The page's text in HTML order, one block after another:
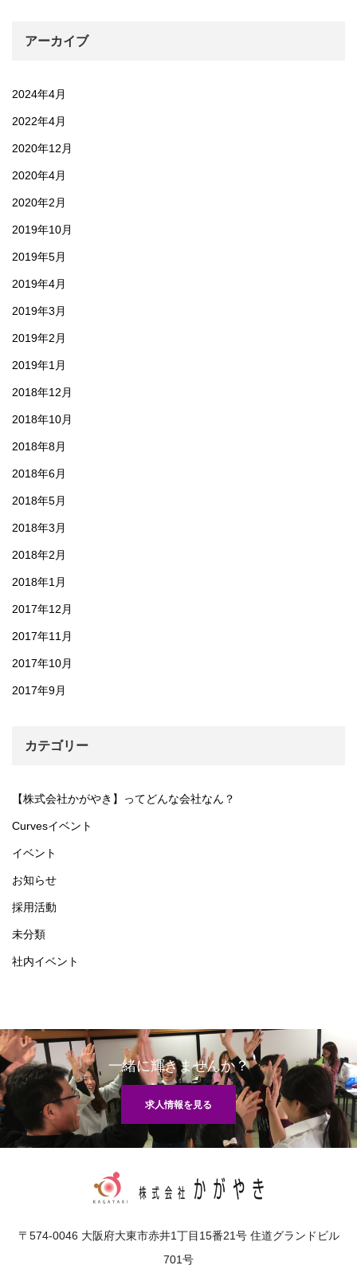
アーカイブ
2024年4月
2022年4月
2020年12月
2020年4月
2020年2月
2019年10月
2019年5月
2019年4月
2019年3月
2019年2月
2019年1月
2018年12月
2018年10月
2018年8月
2018年6月
2018年5月
2018年3月
2018年2月
2018年1月
2017年12月
2017年11月
2017年10月
2017年9月
カテゴリー
【株式会社かがやき】ってどんな会社なん？
Curvesイベント
イベント
お知らせ
採用活動
未分類
社内イベント
一緒に輝きませんか？
求人情報を見る
〒574-0046 大阪府大東市赤井1丁目15番21号 住道グランドビル
701号